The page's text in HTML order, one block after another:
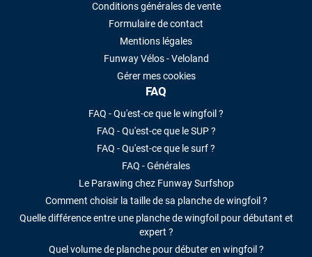
Conditions générales de vente
Formulaire de contact
Mentions légales
Funway Vélos - Veloland
Gérer mes cookies
FAQ
FAQ - Qu'est-ce que le wingfoil ?
FAQ - Qu'est-ce que le SUP ?
FAQ - Qu'est-ce que le surf ?
FAQ - Générales
Le Parawing chez Funway Surfshop
Comment choisir la taille de sa planche de wingfoil ?
Quelle différence entre une planche de wingfoil pour débutant et
expert ?
Quel volume de planche pour débuter en wingfoil ?